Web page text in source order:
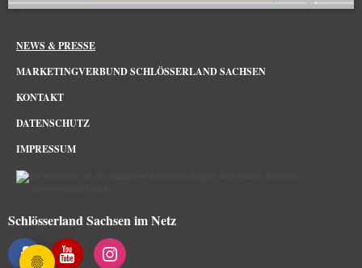
NEWS & PRESSE
MARKETINGVERBUND SCHLÖSSERLAND SACHSEN
KONTAKT
DATENSCHUTZ
IMPRESSUM
Schlösserland Sachsen im Netz